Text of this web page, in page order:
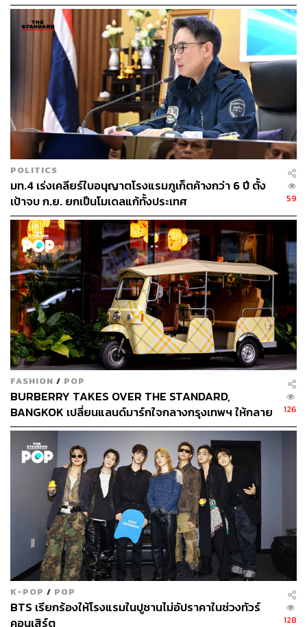
ทุ่ม 1.6 หมื่นล้านบาทใน 3 ปี เน้นรีโนเวทหัวหิน-กระบี่
เซ็นทาราวางงบลงทุนช่วง 3 ปีข้างหน้ารวม 1.6 หมื่นล้าน
บาท โดยปีนี้จะใช้ราว 6,000-6,600 ล้านบาท แบ่งเป็นการ
ควบรวมกิจการ (M&A) ราว 2,000 ล้านบาท และอีกกว่า
4,000 ล้านบาทสำหรับปรับปรุงโรงแรมหลัก
โครงการสำคัญ ได้แก่ การต่อสัญญาเช่าที่ดิน 30 ปี และรีโน
เวท เซ็นทารา แกรนด์ บีช รีสอร์ท หัวหิน ซึ่งจะแล้วเสร็จใน
ไตรมาส 2 ปี 2570 และการปรับโฉม เซ็นทารา แกรนด์ บีช
รีสอร์ทและวิลลา กระบี่ ไปสู่แบรนด์ เซ็นทารา รีเซิร์ฟ กระบี่
มีกำหนดแล้วเสร็จในไตรมาส 4 ปีนี้
ผนึก OR ทุ่ม 700 ล้าน ลุย ‘Budget Hotel’ ในปั๊ม
PTT
อีกหนึ่งหมุดหมายสำคัญของปีนี้ คือการลงนามร่วมลงทุนกับ
OR เมื่อต้นเดือนเมษายนที่ผ่านมา เพื่อพัฒนาธุรกิจโรงแรม
ราคาประหยัดในสถานีบริการ PTT Station ทั่วประเทศ ซึ่ง
ฝ่ายบริหารระบุว่าเป็นเซกเมนต์ที่ให้อัตรากำไรสูง
ดีลนี้มีมูลค่ารวม 700 ล้านบาท โดยเซ็นทาราถือหุ้น 51%
และ OR ถือหุ้น 49% ในเฟสแรกตั้งเป้าเปิด 6 แห่ง ใน
กรุงเทพฯ, กาญจนบุรี, อยุธยา, ภูเก็ต, ชลบุรี และสงขลา โดย
จะทยอยเปิดให้บริการระหว่างปี 2570-2571
โรงแรมในต่างจังหวัดจะมีขนาด 69-80 ห้อง อัตราค่าห้องพัก
เริ่มต้นที่ 800-900 บาทต่อคืน ส่วนในกรุงเทพฯ จะมีราว 120
ห้อง ราคา 1,200-1,300 บาทต่อคืน จับกลุ่มนักท่องเที่ยวใน
ประเทศ ผู้เดินทางด้วยรถยนต์ และนักธุรกิจที่ต้องการที่พัก
ระหว่างเส้นทาง
จุดแข็งสำคัญของความร่วมมือคือเครือข่าย PTT Station
ของ OR ที่มีกว่า 2,000 แห่งทั่วประเทศ พร้อมระบบสมาชิก
POLITICS
มท.4 เร่งเคลียร์ใบอนุญาตโรงแรมภูเก็ตค้างกว่า 6 ปี ตั้ง
เป้าจบ ก.ย. ยกเป็นโมเดลแก้ทั้งประเทศ
59
FASHION / POP
BURBERRY TAKES OVER THE STANDARD,
BANGKOK เปลี่ยนแลนด์มาร์กใจกลางกรุงเทพฯ ให้กลาย
เป็นโลกของเบอร์เบอรี่
126
K-POP / POP
BTS เรียกร้องให้โรงแรมในปูซานไม่อัปราคาในช่วงทัวร์
คอนเสิร์ต
128